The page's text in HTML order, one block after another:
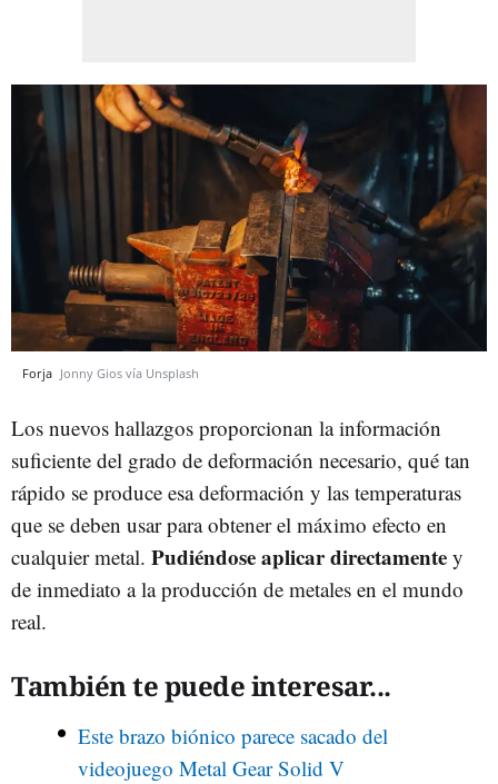
Forja Jonny Gios vía Unsplash
Los nuevos hallazgos proporcionan la información
suficiente del grado de deformación necesario, qué tan
rápido se produce esa deformación y las temperaturas
que se deben usar para obtener el máximo efecto en
cualquier metal. Pudiéndose aplicar directamente y
de inmediato a la producción de metales en el mundo
real.
También te puede interesar...
Este brazo biónico parece sacado del
videojuego Metal Gear Solid V